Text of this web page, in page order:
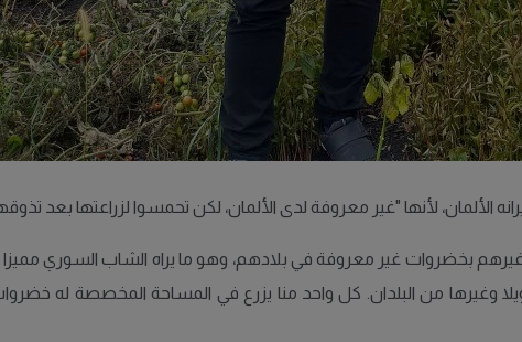
الألمان وغيرهم بخضروات غير معروفة في بلادهم، وهو ما يراه الشاب السوري
وغيرها من البلدان. كل واحد منا يزرع في المساحة المخصصة له